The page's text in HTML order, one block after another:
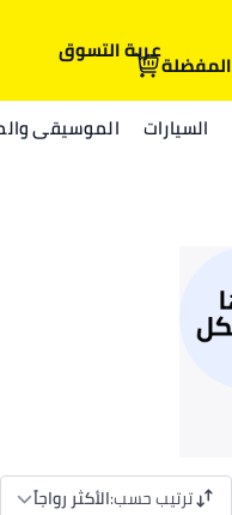
المفضلةعربة التسوق
السيارات الموسيقى
ترتيب حسب:الأكثر رواجاً